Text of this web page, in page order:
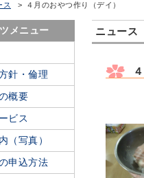
ス ４月のおやつ作り（デイ）
ニュース
メニュー
針・倫理
概要
ビス
（写真）
申込方法